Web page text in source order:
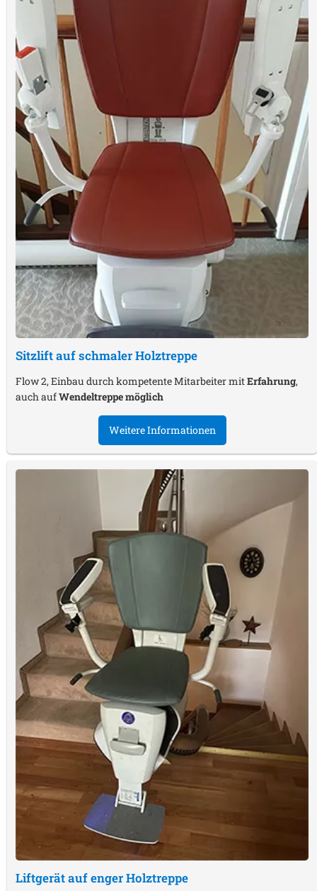
Sitzlift auf schmaler Holztreppe
Flow 2, Einbau durch kompetente Mitarbeiter mitErfahrung,
auch aufWendeltreppe möglich
Weitere Informationen
Liftgerät auf enger Holztreppe